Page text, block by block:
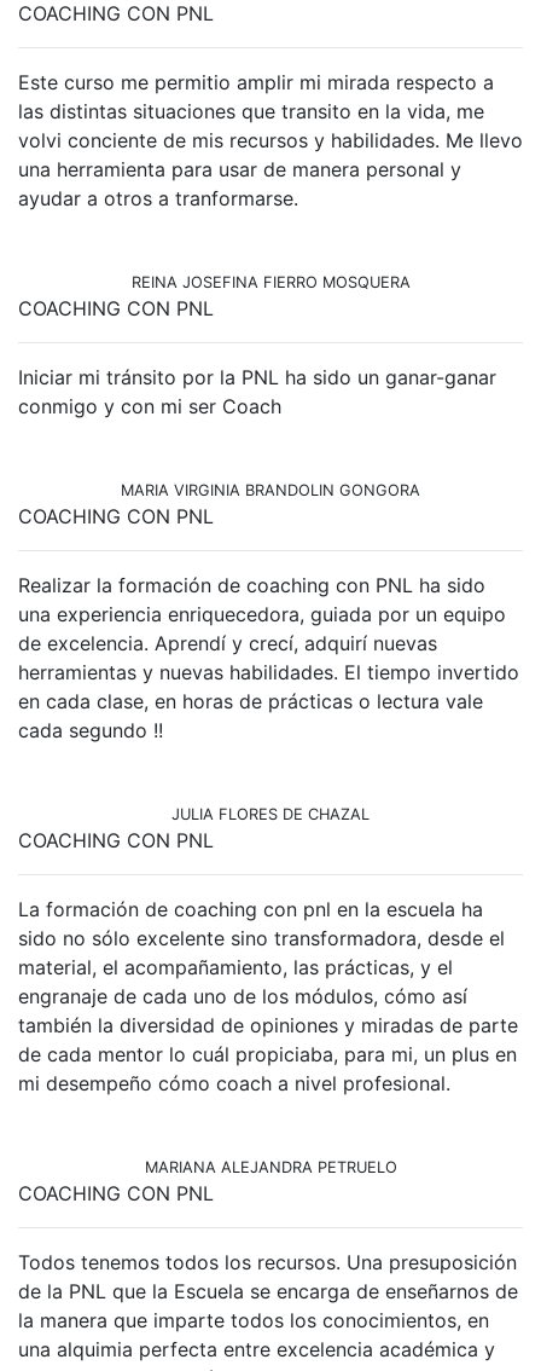
COACHING CON PNL
Este curso me permitio amplir mi mirada respecto a
las distintas situaciones que transito en la vida, me
volvi conciente de mis recursos y habilidades. Me llevo
una herramienta para usar de manera personal y
ayudar a otros a tranformarse.
REINA JOSEFINA FIERRO MOSQUERA
COACHING CON PNL
Iniciar mi tránsito por la PNL ha sido un ganar-ganar
conmigo y con mi ser Coach
MARIA VIRGINIA BRANDOLIN GONGORA
COACHING CON PNL
Realizar la formación de coaching con PNL ha sido
una experiencia enriquecedora, guiada por un equipo
de excelencia. Aprendí y crecí, adquirí nuevas
herramientas y nuevas habilidades. El tiempo invertido
en cada clase, en horas de prácticas o lectura vale
cada segundo !!
JULIA FLORES DE CHAZAL
COACHING CON PNL
La formación de coaching con pnl en la escuela ha
sido no sólo excelente sino transformadora, desde el
material, el acompañamiento, las prácticas, y el
engranaje de cada uno de los módulos, cómo así
también la diversidad de opiniones y miradas de parte
de cada mentor lo cuál propiciaba, para mi, un plus en
mi desempeño cómo coach a nivel profesional.
MARIANA ALEJANDRA PETRUELO
COACHING CON PNL
Todos tenemos todos los recursos. Una presuposición
de la PNL que la Escuela se encarga de enseñarnos de
la manera que imparte todos los conocimientos, en
una alquimia perfecta entre excelencia académica y